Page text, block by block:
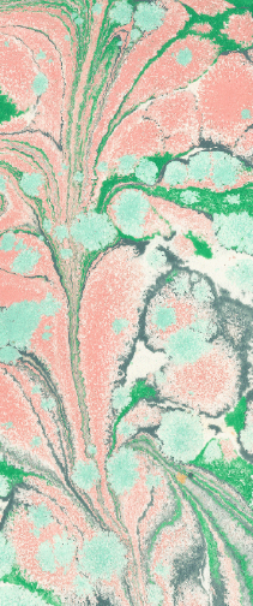
Visitas Guiadas